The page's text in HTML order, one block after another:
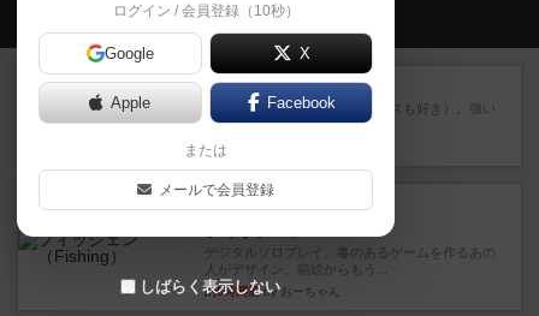
会員の新しい投稿
レビュー マスクメン
マスクメンすごい好き（プロレスも好き）。強い
やつを決めるというより、ジ...
約3時間前
デジタルソロプレイ。毒のあるゲームを作るあの
人がデザイン。箱絵からもう...
約5時間前by おーちゃん
ログイン / 会員登録（10秒）
Google X
Apple Facebook
または
メールで会員登録
しばらく表示しない